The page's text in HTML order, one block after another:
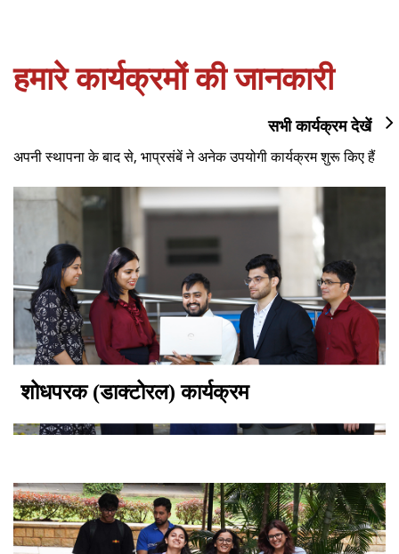
हमारे कार्यक्रमों की जानकारी
सभी कार्यक्रम देखें
अपनी स्थापना के बाद से, भाप्रसंबें ने अनेक उपयोगी कार्यक्रम शुरू किए हैं
शोधपरक (डाक्टोरल) कार्यक्रम